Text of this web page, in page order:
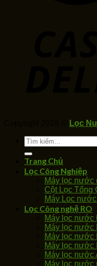
Lọc
Tìm
kiếm:
Trang Chủ
Lọc Công Nghiệp
Máy lọc nước
Cột Lọc Tổng
Máy Loc
Lọc Công nghệ RO
Máy lọc nước
Máy lọc nước
Máy lọc nước
Máy lọc nước
Máy lọc nước
Máy lọc nước